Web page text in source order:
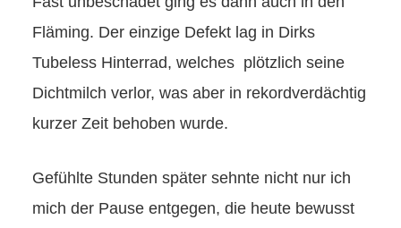
Fläming. Der einzige Defekt lag in Dirks
Tubeless Hinterrad, welches plötzlich seine
Dichtmilch verlor, was aber in rekordverdächtig
kurzer Zeit behoben wurde.
Gefühlte Stunden später sehnte nicht nur ich
mich der Pause entgegen, die heute bewusst